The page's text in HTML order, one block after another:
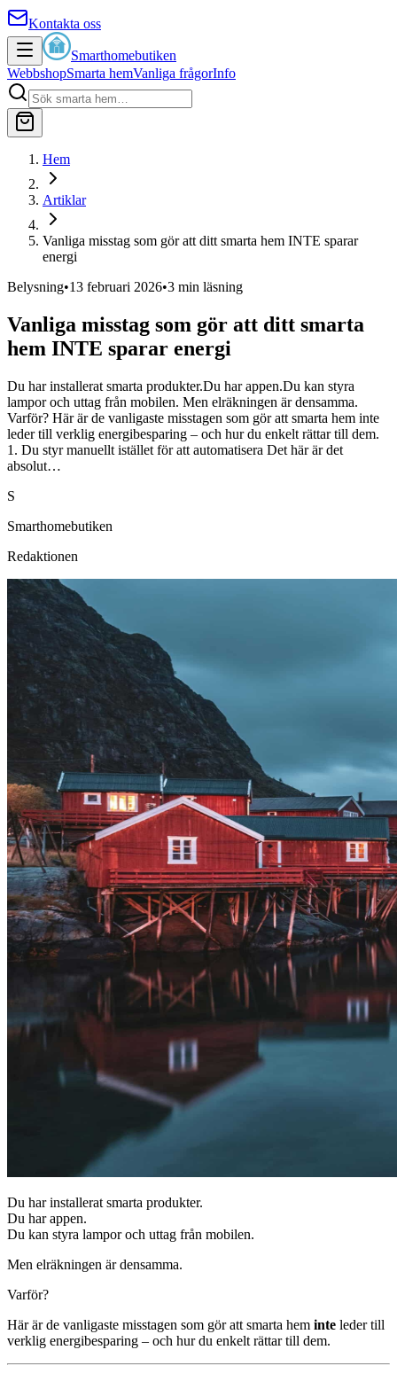
Kontakta oss
Smarthomebutiken
WebbshopSmarta hemVanliga frågorInfo
Hem
Artiklar
Vanliga misstag som gör att ditt smarta hem INTE sparar
energi
Belysning•13 februari 2026•3 min läsning
Vanliga misstag som gör att ditt smarta
hem INTE sparar energi
Du har installerat smarta produkter.Du har appen.Du kan styra
lampor och uttag från mobilen. Men elräkningen är densamma.
Varför? Här är de vanligaste misstagen som gör att smarta hem inte
leder till verklig energibesparing – och hur du enkelt rättar till dem.
1. Du styr manuellt istället för att automatisera Det här är det
absolut…
S
Smarthomebutiken
Redaktionen
Du har installerat smarta produkter.
Du har appen.
Du kan styra lampor och uttag från mobilen.
Men elräkningen är densamma.
Varför?
Här är de vanligaste misstagen som gör att smarta hem inte leder till
verklig energibesparing – och hur du enkelt rättar till dem.